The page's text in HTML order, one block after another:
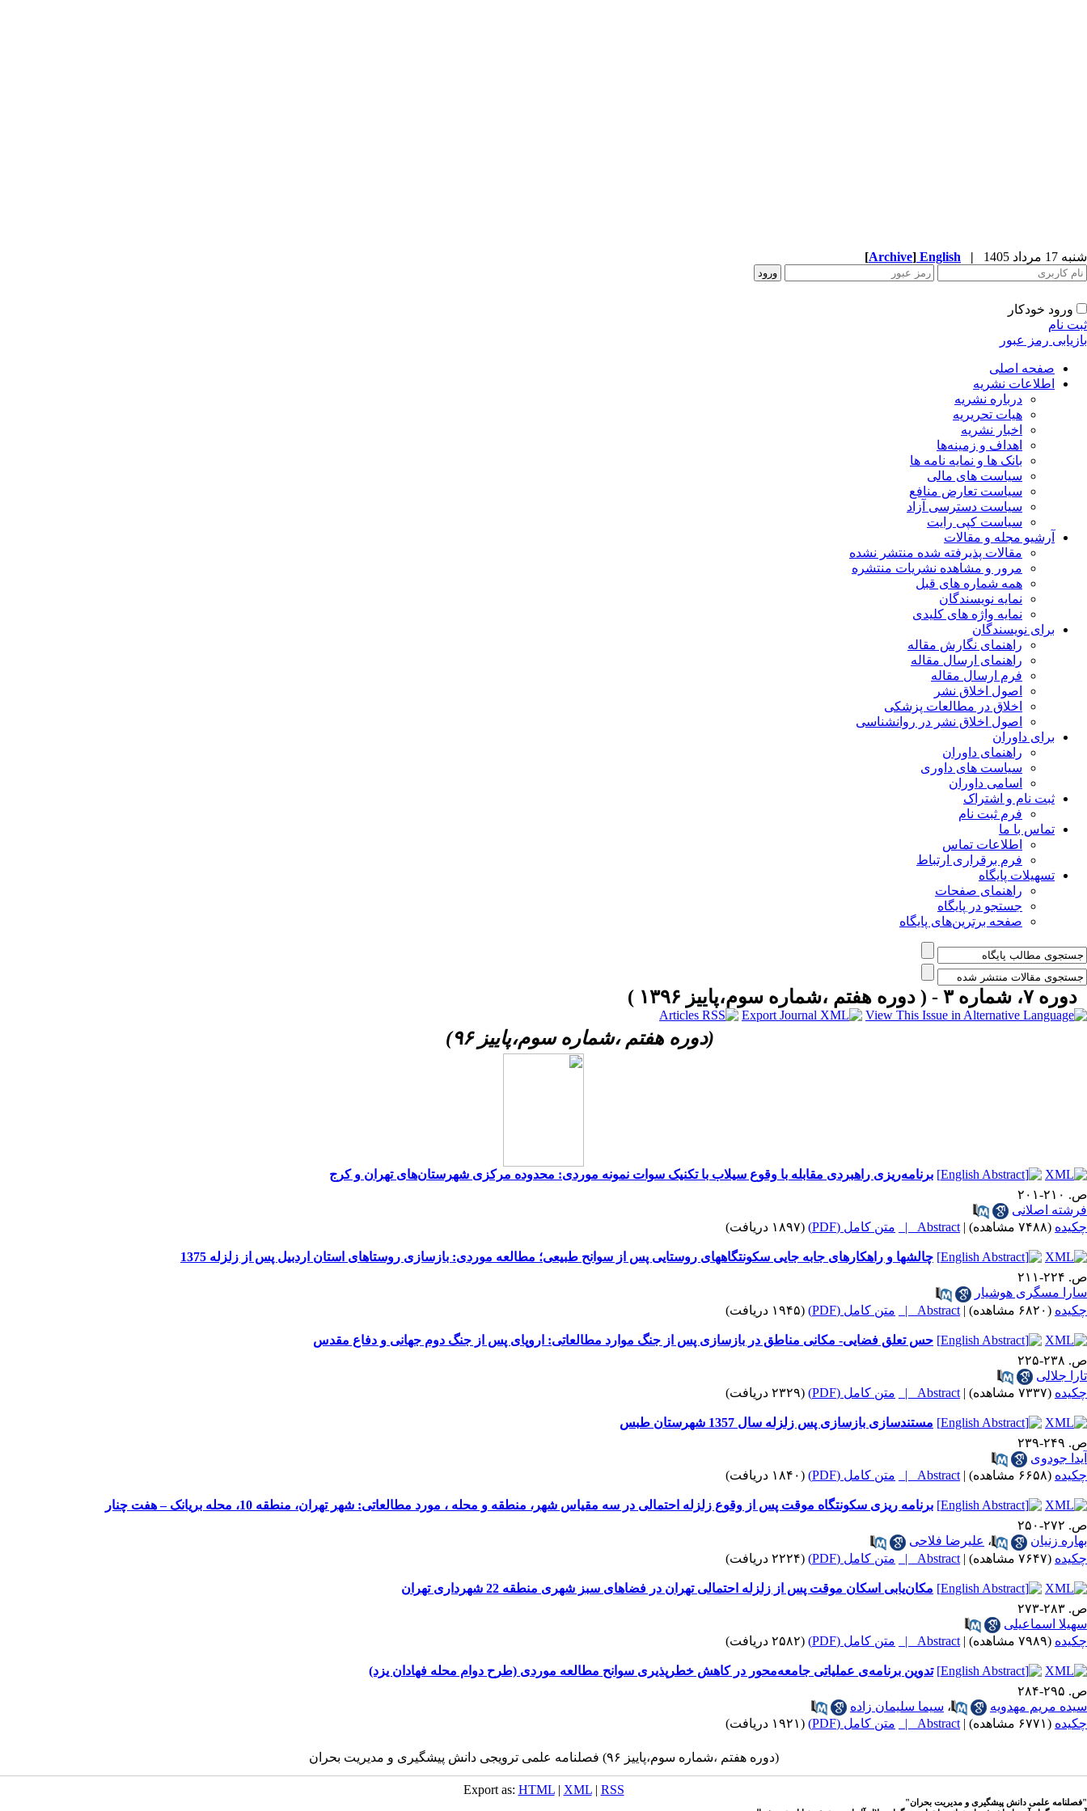
شنبه 17 مرداد 1405 |
English
[Archive]
ورود خودکار
ثبت نام
بازیابی رمز عبور
صفحه اصلی
اطلاعات نشریه
درباره نشریه
هیات تحریریه
اخبار نشریه
اهداف و زمینه‌ها
بانک ها و نمایه نامه ها
سیاست های مالی
سیاست تعارض منافع
سیاست دسترسی آزاد
سیاست کپی رایت
آرشیو مجله و مقالات
مقالات پذیرفته شده منتشر نشده
مرور و مشاهده نشریات منتشره
همه شماره های قبل
نمایه نویسندگان
نمایه واژه های کلیدی
برای نویسندگان
راهنمای نگارش مقاله
راهنمای ارسال مقاله
فرم ارسال مقاله
اصول اخلاق نشر
اخلاق در مطالعات پزشکی
اصول اخلاق نشر در روانشناسی
برای داوران
راهنمای داوران
سیاست های داوری
اسامی داوران
ثبت نام و اشتراک
فرم ثبت نام
تماس با ما
اطلاعات تماس
فرم برقراری ارتباط
تسهیلات پایگاه
راهنمای صفحات
جستجو در پایگاه
صفحه برترین‌های پایگاه
دوره ۷، شماره ۳ - ( دوره هفتم ،شماره سوم،پاییز ۱۳۹۶ )
(دوره هفتم ،شماره سوم،پاییز ۹۶)
برنامه‌ریزی راهبردی مقابله با وقوع سیلاب با تکنیک سوات نمونه موردی: محدوده مرکزی شهرستان‌های تهران و کرج
ص. ۲۱۰-۲۰۱
فرشته اصلانی
چکیده (۷۴۸۸ مشاهده) |
Abstract | متن کامل (PDF) (۱۸۹۷ دریافت)
چالشها و راهکارهای جابه جایی سکونتگاههای روستایی پس از سوانح طبیعی؛ مطالعه موردی: بازسازی روستاهای استان اردبیل پس از زلزله 1375
ص. ۲۲۴-۲۱۱
سارا مسگری هوشیار
چکیده (۶۸۲۰ مشاهده) |
Abstract | متن کامل (PDF) (۱۹۴۵ دریافت)
حس تعلق فضایی- مکانی مناطق در بازسازی پس از جنگ موارد مطالعاتی: اروپای پس از جنگ دوم جهانی و دفاع مقدس
ص. ۲۳۸-۲۲۵
تارا جلالی
چکیده (۷۳۳۷ مشاهده) |
Abstract | متن کامل (PDF) (۲۳۲۹ دریافت)
مستندسازی بازسازی پس زلزله سال 1357 شهرستان طبس
ص. ۲۴۹-۲۳۹
آیدا جودوی
چکیده (۶۶۵۸ مشاهده) |
Abstract | متن کامل (PDF) (۱۸۴۰ دریافت)
برنامه ریزی سکونتگاه موقت پس از وقوع زلزله احتمالی در سه مقیاس شهر، منطقه و محله ، مورد مطالعاتی: شهر تهران، منطقه 10، محله بریانک – هفت چنار
ص. ۲۷۲-۲۵۰
بهاره زنیان
، علیرضا فلاحی
چکیده (۷۶۴۷ مشاهده) |
Abstract | متن کامل (PDF) (۲۲۲۴ دریافت)
مکان‌یابی اسکان موقت پس از زلزله احتمالی تهران در فضاهای سبز شهری منطقه 22 شهرداری تهران
ص. ۲۸۳-۲۷۳
سهیلا اسماعیلی
چکیده (۷۹۸۹ مشاهده) |
Abstract | متن کامل (PDF) (۲۵۸۲ دریافت)
تدوین برنامه‌ی عملیاتی جامعه‌محور در کاهش خطرپذیری سوانح مطالعه موردی (طرح دوام محله فهادان یزد)
ص. ۲۹۵-۲۸۴
سیده مریم مهدویه
، سیما سلیمان زاده
چکیده (۶۷۷۱ مشاهده) |
Abstract | متن کامل (PDF) (۱۹۲۱ دریافت)
(دوره هفتم ،شماره سوم،پاییز ۹۶) فصلنامه علمی ترویجی دانش پیشگیری و مدیریت بحران
Export as: HTML| XML| RSS
"فصلنامه علمی دانش پیشگیری و مدیریت بحران"